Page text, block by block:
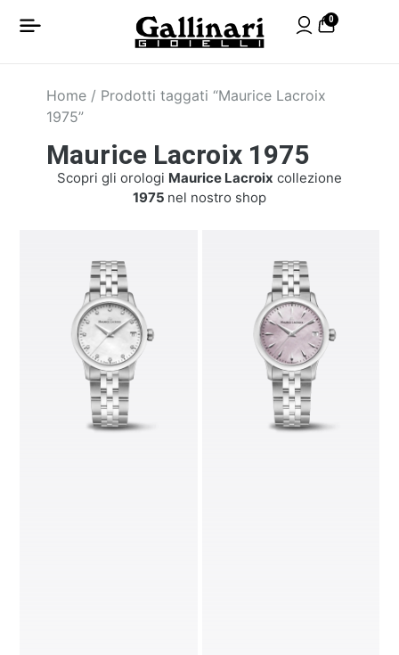
0
Home / Prodotti taggati “Maurice Lacroix
1975”
Maurice Lacroix 1975
Scopri gli orologi Maurice Lacroix collezione
1975 nel nostro shop